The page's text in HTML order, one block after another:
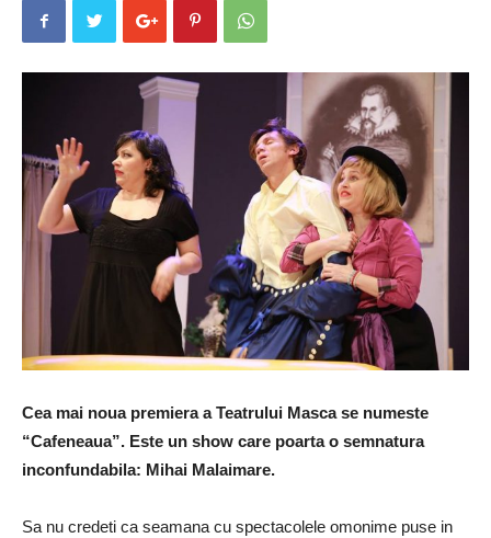
Cea mai noua premiera a Teatrului Masca se numeste
“Cafeneaua”. Este un show care poarta o semnatura
inconfundabila: Mihai Malaimare.
Sa nu credeti ca seamana cu spectacolele omonime puse in